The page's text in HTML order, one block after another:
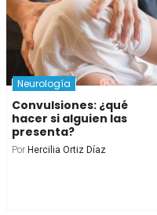
Neurología
Convulsiones: ¿qué
hacer si alguien las
presenta?
Por Hercilia Ortiz Díaz